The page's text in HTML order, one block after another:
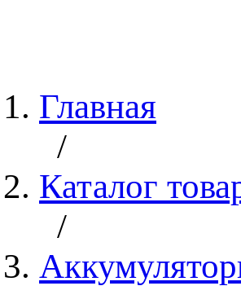
Главная
/
Каталог
/